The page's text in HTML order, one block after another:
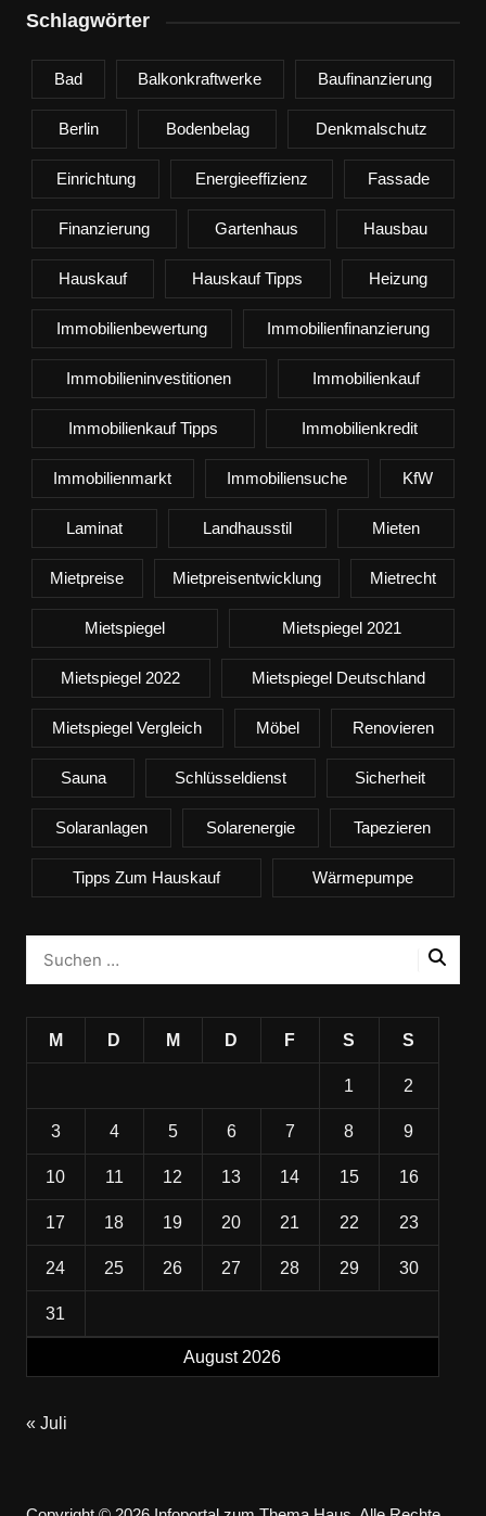
Schlagwörter
Bad Balkonkraftwerke Baufinanzierung
Berlin Bodenbelag Denkmalschutz
Einrichtung Energieeffizienz Fassade
Finanzierung Gartenhaus Hausbau
Hauskauf Hauskauf Tipps Heizung
Immobilienbewertung Immobilienfinanzierung
Immobilieninvestitionen Immobilienkauf
Immobilienkauf Tipps Immobilienkredit
Immobilienmarkt Immobiliensuche KfW
Laminat Landhausstil Mieten
Mietpreise Mietpreisentwicklung Mietrecht
Mietspiegel Mietspiegel 2021
Mietspiegel 2022 Mietspiegel Deutschland
Mietspiegel Vergleich Möbel Renovieren
Sauna Schlüsseldienst Sicherheit
Solaranlagen Solarenergie Tapezieren
Tipps Zum Hauskauf Wärmepumpe
August 2026
M D M D F S S
1 2
3 4 5 6 7 8 9
10 11 12 13 14 15 16
17 18 19 20 21 22 23
24 25 26 27 28 29 30
31
« Juli